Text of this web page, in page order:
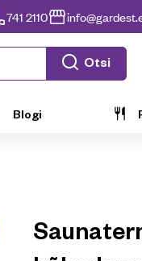
741 2110
Otsi
Blogi